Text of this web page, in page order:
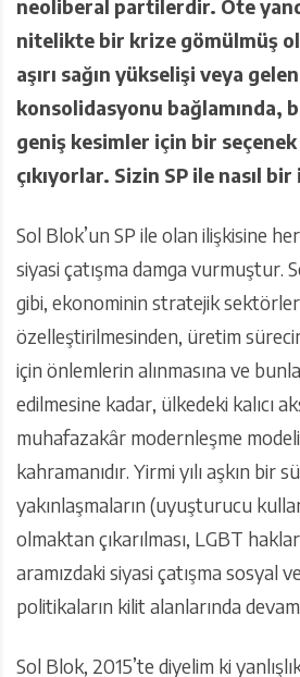
neoliberal partilerdir. Öte
nitelikte bir krize gömülmüş
aşırı sağın yükselişi veya
konsolidasyonu bağlamında,
geniş kesimler için bir
çıkıyorlar. Sizin SP ile nasıl
Sol Blok’un SP ile olan ilişkisine
siyasi çatışma damga vurmuştur.
gibi, ekonominin stratejik
özelleştirilmesinden, üretim
için önlemlerin alınmasına ve
edilmesine kadar, ülkedeki kalıcı
muhafazakâr modernleşme
kahramanıdır. Yirmi yılı aşkın bir
yakınlaşmaların (uyuşturucu
olmaktan çıkarılması, LGBT
aramızdaki siyasi çatışma sosyal
politikaların kilit alanlarında
Sol Blok, 2015’te diyelim ki